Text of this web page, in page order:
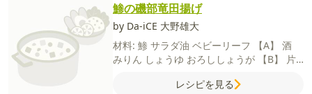
鯵の磯部竜田揚げ
by Da-iCE 大野雄大
材料: 鯵 サラダ油 ベビーリーフ 【A】 酒
みりん しょうゆ おろししょうが 【B】
片
【しょうがごまだれ】
レシピを見る